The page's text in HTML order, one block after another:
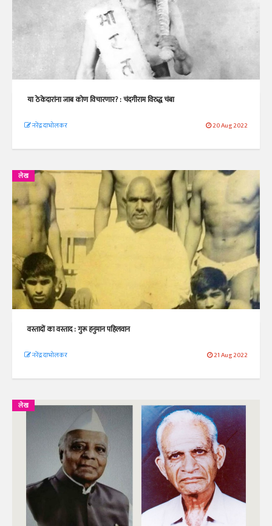
या ठेकेदारांना जाब कोण विचारणार? : चंदगीराम विरुद्ध चंबा
नरेंद्र दाभोलकर 20 Aug 2022
लेख
वस्तादों का वस्ताद : गुरू हनुमान पहिलवान
नरेंद्र दाभोलकर 21 Aug 2022
लेख